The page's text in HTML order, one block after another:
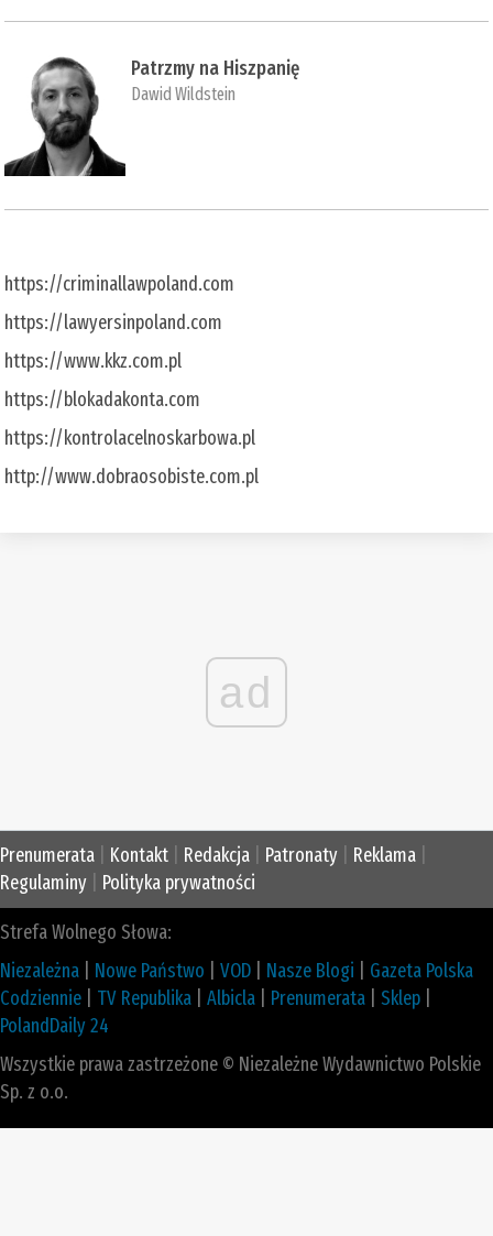
Patrzmy na Hiszpanię
Dawid Wildstein
https://criminallawpoland.com
https://lawyersinpoland.com
https://www.kkz.com.pl
https://blokadakonta.com
https://kontrolacelnoskarbowa.pl
http://www.dobraosobiste.com.pl
ad
Prenumerata Kontakt Redakcja Patronaty Reklama
Regulaminy
Polityka prywatności
Strefa Wolnego Słowa:
Niezależna
Nowe Państwo VOD Nasze Blogi
Gazeta Polska
Codziennie
TV Republika Albicla Prenumerata Sklep
PolandDaily 24
Wszystkie prawa zastrzeżone © Niezależne Wydawnictwo Polskie
Sp. z o.o.